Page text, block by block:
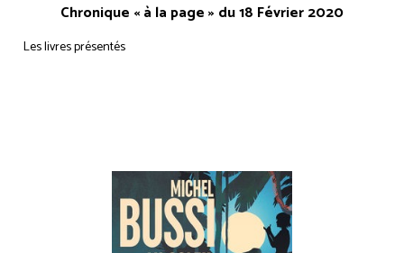
Chronique « à la page » du 18 Février 2020
Les livres présentés